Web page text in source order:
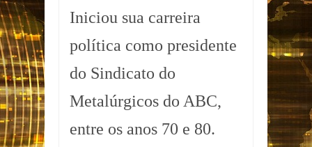
Iniciou sua carreira
política como presidente
do Sindicato do
Metalúrgicos do ABC,
entre os anos 70 e 80.